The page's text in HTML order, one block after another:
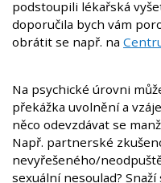
podstoupili lékařská
doporučila bych vám
obrátit se např. na
Na psychické úrovni
překážka uvolnění a
něco odevzdávat se
Např. partnerské
nevyřešeného/
sexuální nesoulad?